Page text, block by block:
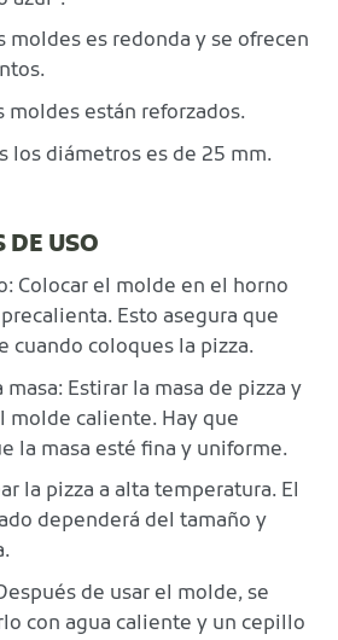
moldes es redonda y se ofrecen
moldes están reforzados.
los diámetros es de 25 mm.
DE USO
Colocar el molde en el horno
Esto asegura que
cuando coloques la pizza.
Estirar la masa de pizza y
molde caliente. Hay que
la masa esté fina y uniforme.
la pizza a alta temperatura. El
dependerá del tamaño y
de usar el molde, se
con agua caliente y un cepillo